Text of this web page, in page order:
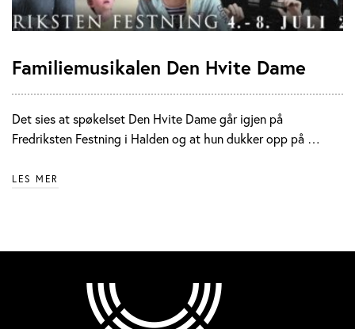
Familiemusikalen Den Hvite Dame
Det sies at spøkelset Den Hvite Dame går igjen på
Fredriksten Festning i Halden og at hun dukker opp på …
LES MER